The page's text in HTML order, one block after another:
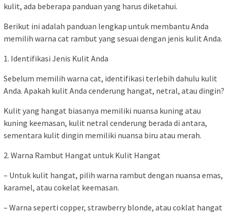
kulit, ada beberapa panduan yang harus diketahui.
Berikut ini adalah panduan lengkap untuk membantu Anda
memilih warna cat rambut yang sesuai dengan jenis kulit Anda.
1. Identifikasi Jenis Kulit Anda
Sebelum memilih warna cat, identifikasi terlebih dahulu kulit
Anda. Apakah kulit Anda cenderung hangat, netral, atau dingin?
Kulit yang hangat biasanya memiliki nuansa kuning atau
kuning keemasan, kulit netral cenderung berada di antara,
sementara kulit dingin memiliki nuansa biru atau merah.
2. Warna Rambut Hangat untuk Kulit Hangat
– Untuk kulit hangat, pilih warna rambut dengan nuansa emas,
karamel, atau cokelat keemasan.
– Warna seperti copper, strawberry blonde, atau coklat hangat